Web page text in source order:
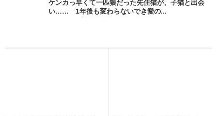
ケンカっ早くて一匹狼だった先住猫が、子猫と出会
い…… 1年後も変わらないでき愛の...